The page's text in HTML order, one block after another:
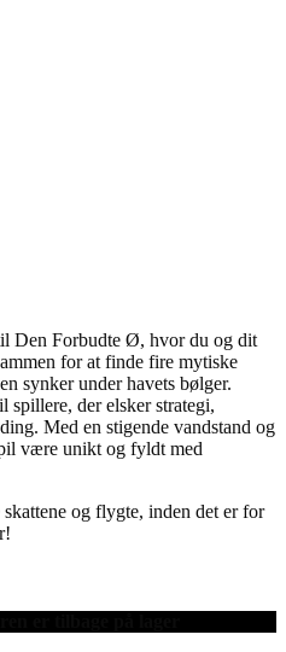
Den Forbudte Ø, hvor du og dit
for at finde fire mytiske
synker under havets bølger.
spillere, der elsker strategi,
Med en stigende vandstand og
være unikt og fyldt med
og flygte, inden det er for